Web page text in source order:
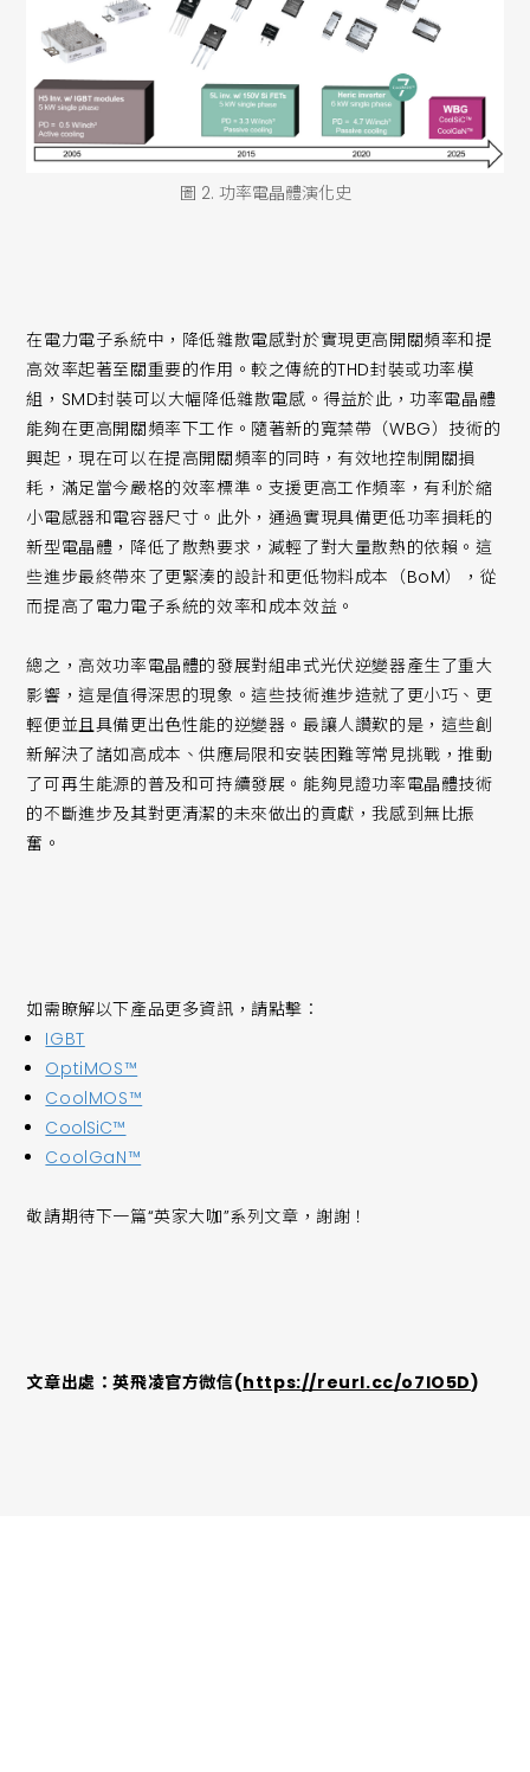
圖 2. 功率電晶體演化史
在電力電子系統中，降低雜散電感對於實現更高開關頻率和提
高效率起著至關重要的作用。較之傳統的THD封裝或功率模
組，SMD封裝可以大幅降低雜散電感。得益於此，功率電晶體
能夠在更高開關頻率下工作。隨著新的寬禁帶（WBG）技術的
興起，現在可以在提高開關頻率的同時，有效地控制開關損
耗，滿足當今嚴格的效率標準。支援更高工作頻率，有利於縮
小電感器和電容器尺寸。此外，通過實現具備更低功率損耗的
新型電晶體，降低了散熱要求，減輕了對大量散熱的依賴。這
些進步最終帶來了更緊湊的設計和更低物料成本（BoM），從
而提高了電力電子系統的效率和成本效益。
總之，高效功率電晶體的發展對組串式光伏逆變器產生了重大
影響，這是值得深思的現象。這些技術進步造就了更小巧、更
輕便並且具備更出色性能的逆變器。最讓人讚歎的是，這些創
新解決了諸如高成本、供應局限和安裝困難等常見挑戰，推動
了可再生能源的普及和可持續發展。能夠見證功率電晶體技術
的不斷進步及其對更清潔的未來做出的貢獻，我感到無比振
奮。
如需瞭解以下產品更多資訊，請點擊：
IGBT
OptiMOS™
CoolMOS™
CoolSiC™
CoolGaN™
敬請期待下一篇“英家大咖”系列文章，謝謝！
文章出處：英飛凌官方微信(https://reurl.cc/o7lO5D)